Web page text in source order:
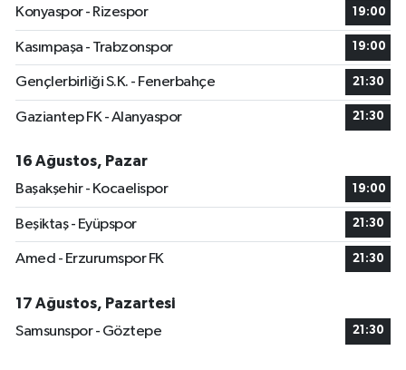
Konyaspor - Rizespor
19:00
Kasımpaşa - Trabzonspor 19:00
Gençlerbirliği S.K. - Fenerbahçe 21:30
Gaziantep FK - Alanyaspor 21:30
16 Ağustos, Pazar
Başakşehir - Kocaelispor
19:00
Beşiktaş - Eyüpspor 21:30
Amed - Erzurumspor FK 21:30
17 Ağustos, Pazartesi
Samsunspor - Göztepe
21:30